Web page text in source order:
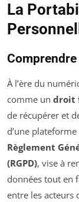
La
À l’ère du
comme un droit
de récupérer et
d’une
Règlement
(RGPD), vise à
données tout en
entre les acteurs